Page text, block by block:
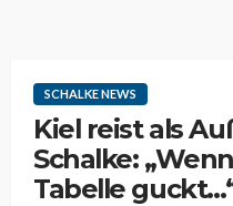
SCHALKE NEWS
Kiel reist als
Schalke:
Tabelle